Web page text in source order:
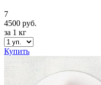
7
4500 руб.
за 1 кг
Купить